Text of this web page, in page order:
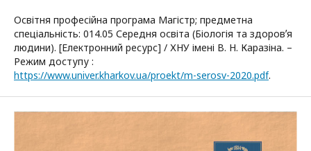
Освітня професійна програма Магістр; предметна
спеціальність: 014.05 Середня освіта (Біологія та здоровʼя
людини). [Електронний ресурс] / ХНУ імені В. Н. Каразіна. –
Режим доступу :
https://www.univer.kharkov.ua/proekt/m-serosv-2020.pdf.